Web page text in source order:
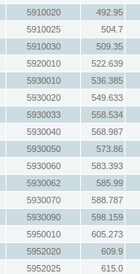
5910020
492.95
5910025
504.7
5910030
509.35
5920010
522.639
5930010
536.385
5930020
549.633
5930033
558.534
5930040
568.987
5930050
573.86
5930060
583.393
5930062
585.99
5930070
588.787
5930090
598.159
5950010
605.273
5952020
609.9
5952025
615.0